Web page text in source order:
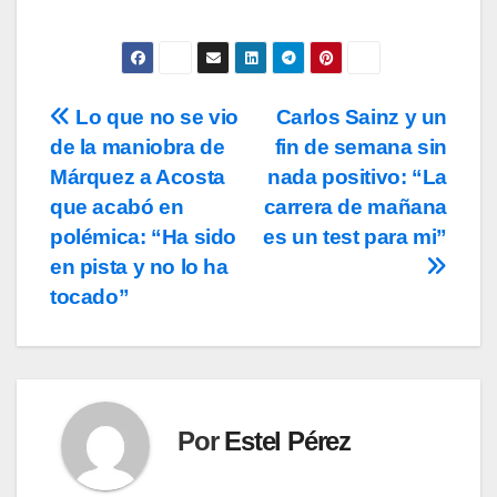
Navegación
de
entradas
Carlos Sainz y un
fin de semana sin
nada positivo: “La
carrera de mañana
es un test para mi”
Lo que no se vio
de la maniobra de
Márquez a Acosta
que acabó en
polémica: “Ha sido
en pista y no lo ha
tocado”
PorEstel Pérez